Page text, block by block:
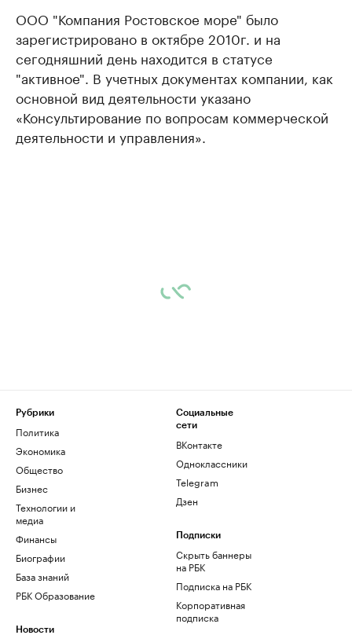
ООО "Компания Ростовское море" было
зарегистрировано в октябре 2010г. и на
сегодняшний день находится в статусе
"активное". В учетных документах компании, как
основной вид деятельности указано
«Консультирование по вопросам коммерческой
деятельности и управления».
Рубрики
Политика
Экономика
Общество
Бизнес
Технологии и
медиа
Финансы
Биографии
База знаний
РБК Образование
Новости
Социальные
сети
ВКонтакте
Одноклассники
Telegram
Дзен
Подписки
Скрыть баннеры
на РБК
Подписка на РБК
Корпоративная
подписка